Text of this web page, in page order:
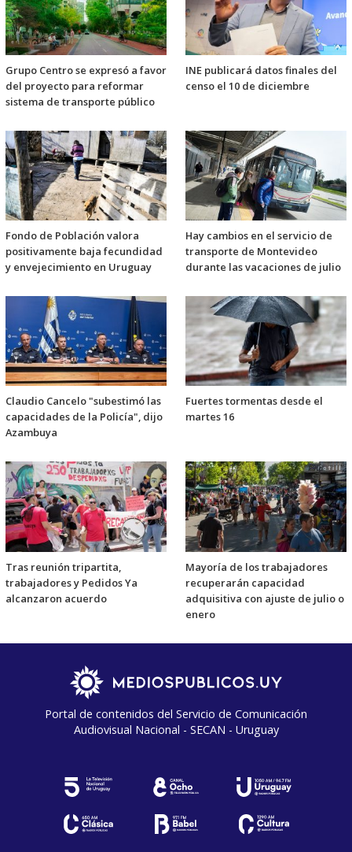
Grupo Centro se expresó a favor
del proyecto para reformar
sistema de transporte público
INE publicará datos finales del
censo el 10 de diciembre
Fondo de Población valora
positivamente baja fecundidad
y envejecimiento en Uruguay
Hay cambios en el servicio de
transporte de Montevideo
durante las vacaciones de julio
Claudio Cancelo "subestimó las
capacidades de la Policía", dijo
Azambuya
Fuertes tormentas desde el
martes 16
Tras reunión tripartita,
trabajadores y Pedidos Ya
alcanzaron acuerdo
Mayoría de los trabajadores
recuperarán capacidad
adquisitiva con ajuste de julio o
enero
Portal de contenidos del Servicio de Comunicación
Audiovisual Nacional - SECAN - Uruguay